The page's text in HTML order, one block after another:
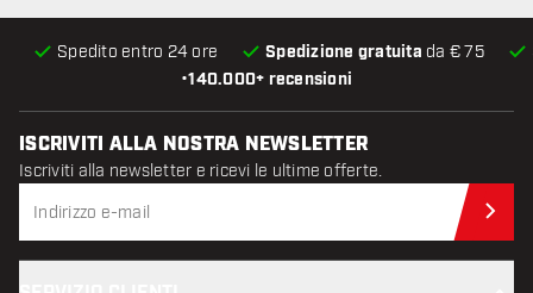
•140.000+ recensioni
Spedito entro 24 ore Spedizione gratuita da € 75
ISCRIVITI ALLA NOSTRA NEWSLETTER
Iscriviti alla newsletter e ricevi le ultime offerte.